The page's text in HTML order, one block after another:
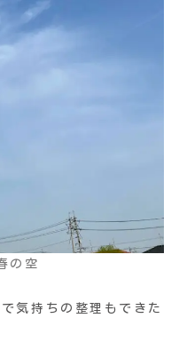
の空
気持ちの整理もできた